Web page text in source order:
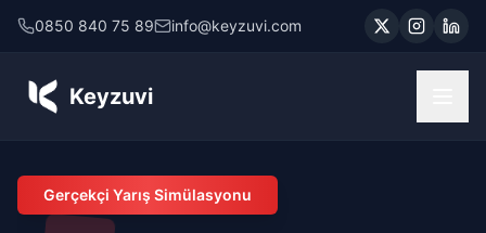
0850 840 75 89 info@keyzuvi.com
Keyzuvi
Gerçekçi Yarış Simülasyonu